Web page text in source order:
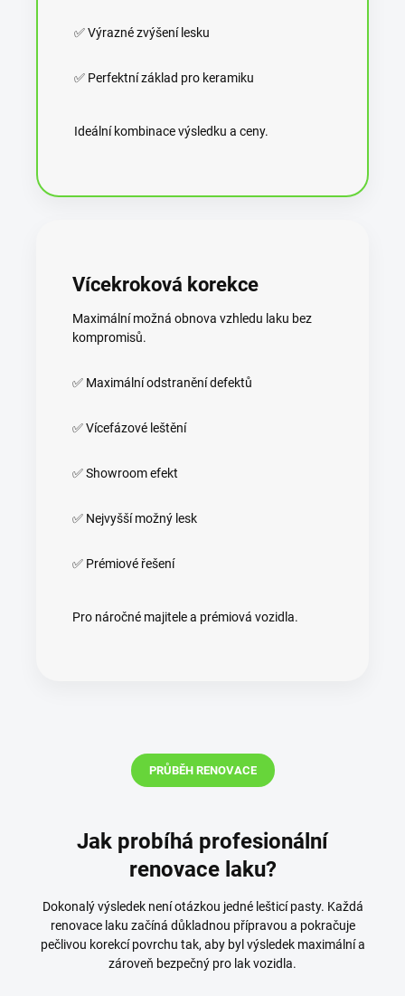
✅ Výrazné zvýšení lesku
✅ Perfektní základ pro keramiku
Ideální kombinace výsledku a ceny.
Vícekroková korekce
Maximální možná obnova vzhledu laku bez
kompromisů.
✅ Maximální odstranění defektů
✅ Vícefázové leštění
✅ Showroom efekt
✅ Nejvyšší možný lesk
✅ Prémiové řešení
Pro náročné majitele a prémiová vozidla.
PRŮBĚH RENOVACE
Jak probíhá profesionální
renovace laku?
Dokonalý výsledek není otázkou jedné lešticí pasty. Každá
renovace laku začíná důkladnou přípravou a pokračuje
pečlivou korekcí povrchu tak, aby byl výsledek maximální a
zároveň bezpečný pro lak vozidla.